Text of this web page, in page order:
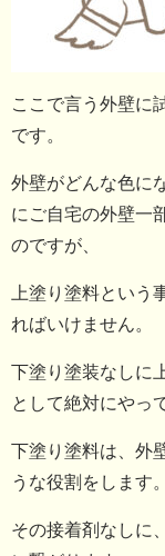
ここで言う外壁に
です。
外壁がどんな色に
にご自宅の外壁一
のですが、
上塗り塗料という
ればいけません。
下塗り塗装なしに
として絶対にやっ
下塗り塗料は、外
うな役割をします。
その接着剤なしに